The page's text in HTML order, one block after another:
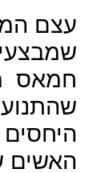
עצם
חמאס
האשים